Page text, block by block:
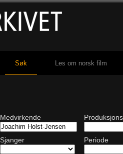
Søk Les om norsk film
Medvirkende
Sjanger Periode